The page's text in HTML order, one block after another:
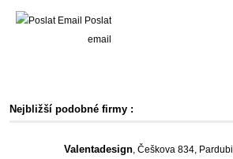
Poslat
email
Nejbližší podobné firmy :
Valentadesign, Češkova 834,